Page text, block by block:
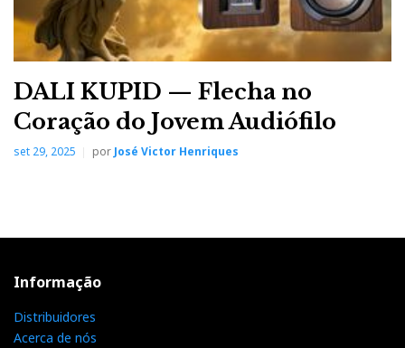
DALI KUPID — Flecha no
Coração do Jovem Audiófilo
set 29, 2025 por José Victor Henriques
Informação
Distribuidores
Acerca de nós